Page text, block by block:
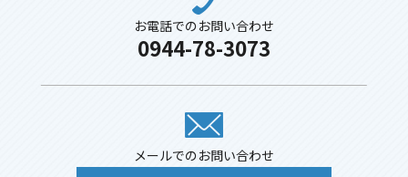
お電話でのお問い合わせ
0944-78-3073
メールでのお問い合わせ